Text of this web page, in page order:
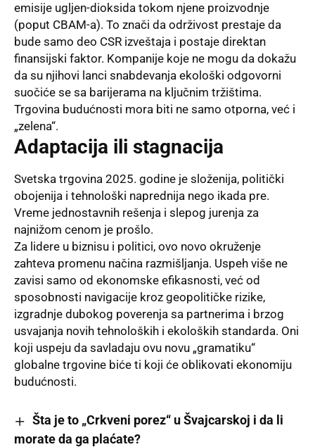
emisije ugljen-dioksida tokom njene proizvodnje
(poput CBAM-a). To znači da održivost prestaje da
bude samo deo CSR izveštaja i postaje direktan
finansijski faktor. Kompanije koje ne mogu da dokažu
da su njihovi lanci snabdevanja ekološki odgovorni
suočiće se sa barijerama na ključnim tržištima.
Trgovina budućnosti mora biti ne samo otporna, već i
„zelena“.
Adaptacija ili stagnacija
Svetska trgovina 2025. godine je složenija, politički
obojenija i tehnološki naprednija nego ikada pre.
Vreme jednostavnih rešenja i slepog jurenja za
najnižom cenom je prošlo.
Za lidere u biznisu i politici, ovo novo okruženje
zahteva promenu načina razmišljanja. Uspeh više ne
zavisi samo od ekonomske efikasnosti, već od
sposobnosti navigacije kroz geopolitičke rizike,
izgradnje dubokog poverenja sa partnerima i brzog
usvajanja novih tehnoloških i ekoloških standarda. Oni
koji uspeju da savladaju ovu novu „gramatiku“
globalne trgovine biće ti koji će oblikovati ekonomiju
budućnosti.
Šta je to „Crkveni porez“ u Švajcarskoj i da li
morate da ga plaćate?